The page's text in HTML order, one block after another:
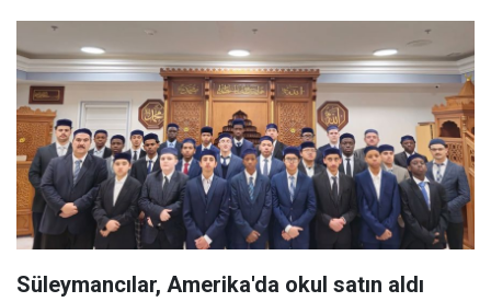
Süleymancılar, Amerika'da okul satın aldı